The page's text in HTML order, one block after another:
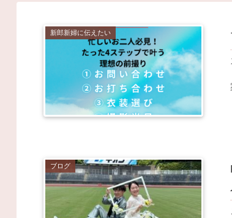
新郎新婦に伝えたい
ブログ